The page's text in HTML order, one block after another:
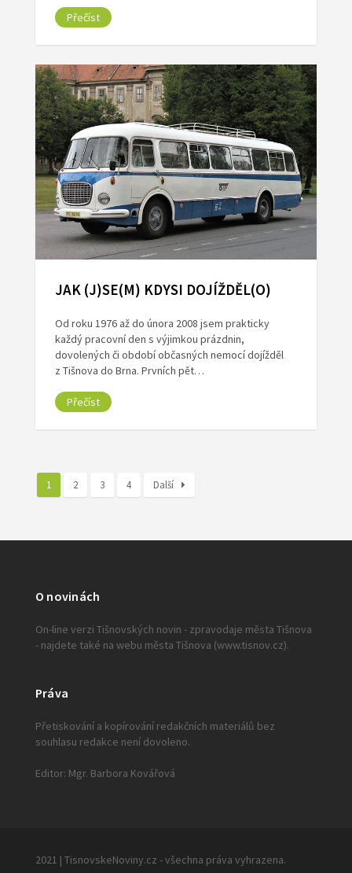
Přečíst
JAK (J)SE(M) KDYSI DOJÍŽDĚL(O)
Od roku 1976 až do února 2008 jsem prakticky
každý pracovní den s výjimkou prázdnin,
dovolených či období občasných nemocí dojížděl
z Tišnova do Brna. Prvních pět…
Přečíst
1 2 3 4 Další
O novinách
On-line verzi Tišnovských novin - zpravodaje města Tišnova
- najdete také na webu města Tišnova (www.tisnov.cz).
Práva
Přetiskování a kopírování redakčních materiálů bez
souhlasu redakce není dovoleno.
Editor: Mgr. Barbora Kovářová
2021 | TisnovskeNoviny.cz - všechna práva vyhrazena.